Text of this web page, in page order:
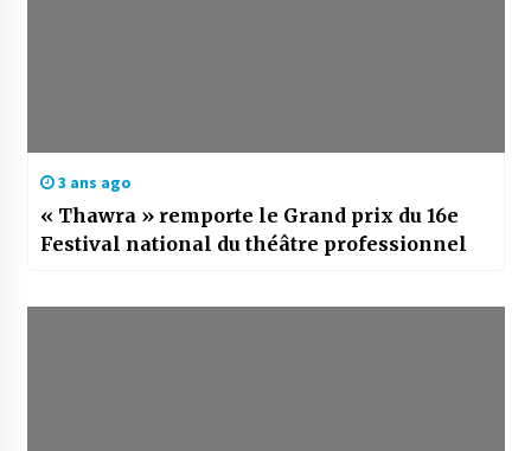
3 ans ago
« Thawra » remporte le Grand prix du 16e
Festival national du théâtre professionnel